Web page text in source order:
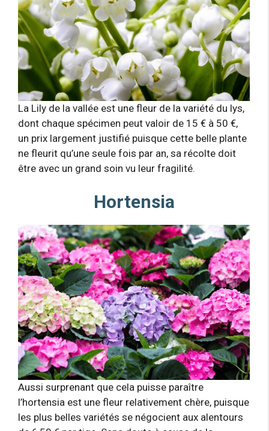
La Lily de la vallée est une fleur de la variété du lys,
dont chaque spécimen peut valoir de 15 € à 50 €,
un prix largement justifié puisque cette belle plante
ne fleurit qu’une seule fois par an, sa récolte doit
être avec un grand soin vu leur fragilité.
Hortensia
Aussi surprenant que cela puisse paraître
l’hortensia est une fleur relativement chère, puisque
les plus belles variétés se négocient aux alentours